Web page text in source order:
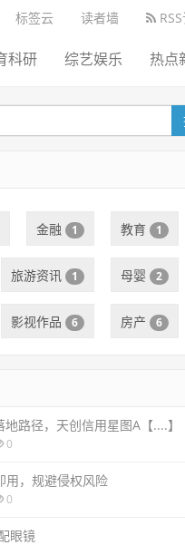
标签云 读者墙
科研 综艺娱乐 热点
金融 1 教育 1
旅游资讯 1 母婴 2
影视作品 6 房产 6
路径，天创信用星图A【....】
0
用，规避侵权风险
0
眼镜